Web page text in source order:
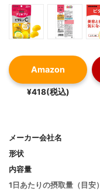
Amazon
¥418(税込)
メーカー会社名
形状
内容量
1日あたりの摂取量（目安）